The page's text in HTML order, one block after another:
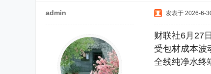
admin 发表于 2026-6-
财联社6月27
受包材成本波
全线纯净水终